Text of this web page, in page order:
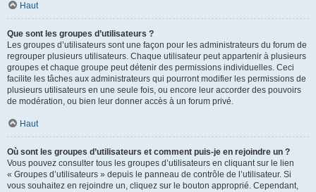
Haut
Que sont les groupes d’utilisateurs ?
Les groupes d’utilisateurs sont une façon pour les administrateurs du forum de
regrouper plusieurs utilisateurs. Chaque utilisateur peut appartenir à plusieurs
groupes et chaque groupe peut détenir des permissions individuelles. Ceci
facilite les tâches aux administrateurs qui pourront modifier les permissions de
plusieurs utilisateurs en une seule fois, ou encore leur accorder des pouvoirs
de modération, ou bien leur donner accès à un forum privé.
Haut
Où sont les groupes d’utilisateurs et comment puis-je en rejoindre un ?
Vous pouvez consulter tous les groupes d’utilisateurs en cliquant sur le lien
« Groupes d’utilisateurs » depuis le panneau de contrôle de l’utilisateur. Si
vous souhaitez en rejoindre un, cliquez sur le bouton approprié. Cependant,